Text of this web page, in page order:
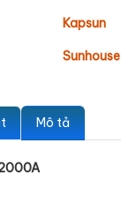
Kapsun
Sunhouse
Mô tả